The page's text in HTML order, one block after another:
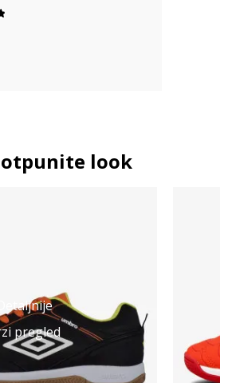
look
Detaljnije
pregled